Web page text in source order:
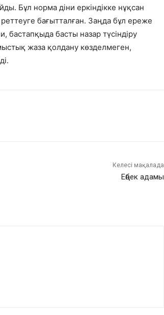
Бұл норма діни еркіндікке нұқсан
реттеуге бағытталған. Заңда бұл ереже
бастапқыда басты назар түсіндіру
жаза қолдану көзделмеген,
Келесі мақалада
Еңбек адамы